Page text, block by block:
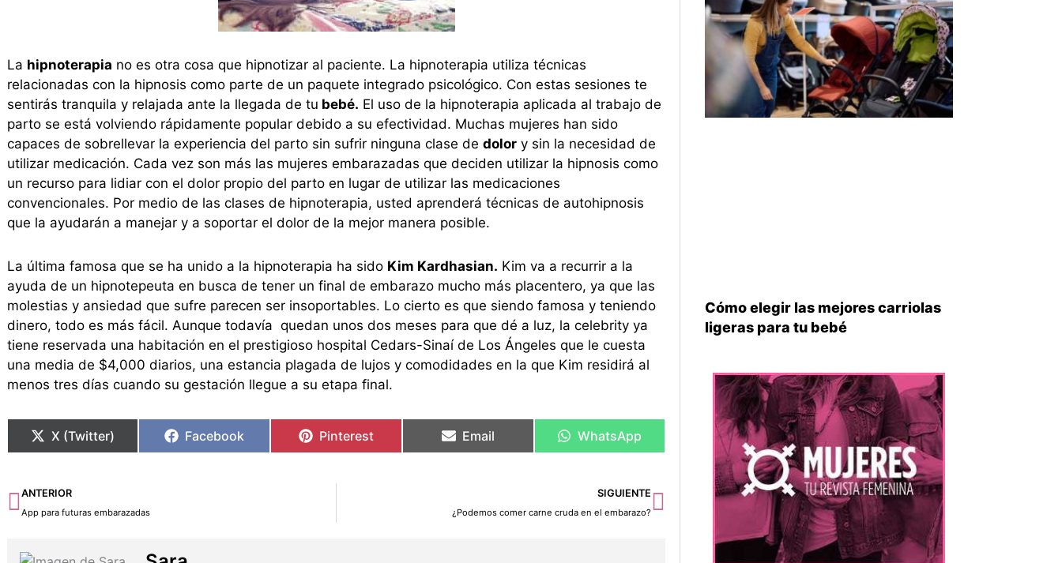
La hipnoterapia no es otra cosa que hipnotizar al paciente. La hipnoterapia utiliza técnicas
relacionadas con la hipnosis como parte de un paquete integrado psicológico. Con estas sesiones te
sentirás tranquila y relajada ante la llegada de tu bebé. El uso de la hipnoterapia aplicada al trabajo de
parto se está volviendo rápidamente popular debido a su efectividad. Muchas mujeres han sido
capaces de sobrellevar la experiencia del parto sin sufrir ninguna clase de dolory sin la necesidad de
utilizar medicación. Cada vez son más las mujeres embarazadas que deciden utilizar la hipnosis como
un recurso para lidiar con el dolor propio del parto en lugar de utilizar las medicaciones
convencionales. Por medio de las clases de hipnoterapia, usted aprenderá técnicas de autohipnosis
que la ayudarán a manejar y a soportar el dolor de la mejor manera posible.
La última famosa que se ha unido a la hipnoterapia ha sido Kim Kardhasian. Kim va a recurrir a la
ayuda de un hipnotepeuta en busca de tener un final de embarazo mucho más placentero, ya que las
molestias y ansiedad que sufre parecen ser insoportables. Lo cierto es que siendo famosa y teniendo
dinero, todo es más fácil. Aunque todavía quedan unos dos meses para que dé a luz, la celebrity ya
tiene reservada una habitación en el prestigioso hospital Cedars-Sinaí de Los Ángeles que le cuesta
una media de $4,000 diarios, una estancia plagada de lujos y comodidades en la que Kim residirá al
menos tres días cuando su gestación llegue a su etapa final.
X (Twitter) Facebook Pinterest Email WhatsApp
Ant
ANTERIOR
App para futuras embarazadas
SIGUIENTE
¿Podemos comer carne cruda en el embarazo?
Siguiente
Cómo elegir las mejores carriolas
ligeras para tu bebé